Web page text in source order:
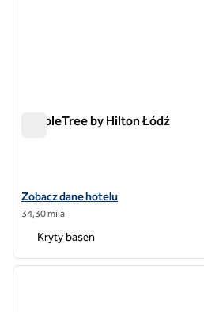
DoubleTree by Hilton Łódź
Zobacz szczegóły hotelu DoubleTree
Zobacz dane hotelu
34,30 mila
Kryty basen
1 z 12